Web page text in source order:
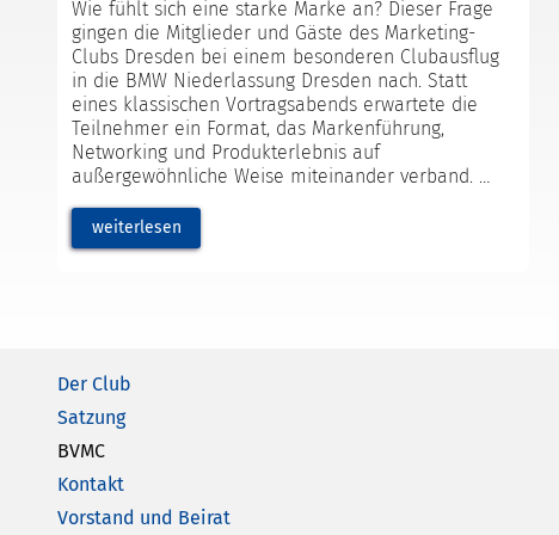
Wie fühlt sich eine starke Marke an? Dieser Frage
gingen die Mitglieder und Gäste des Marketing-
Clubs Dresden bei einem besonderen Clubausflug
in die BMW Niederlassung Dresden nach. Statt
eines klassischen Vortragsabends erwartete die
Teilnehmer ein Format, das Markenführung,
Networking und Produkterlebnis auf
außergewöhnliche Weise miteinander verband.
weiterlesen
Der Club
Satzung
BVMC
Kontakt
Vorstand und Beirat